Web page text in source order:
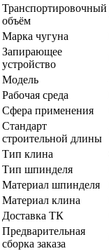
Транспортировочный
объём
Марка чугуна
Запирающее
устройство
Модель
Рабочая среда
Сфера применения
Стандарт
строительной длины
Тип клина
Тип шпинделя
Материал шпинделя
Материал клина
Доставка ТК
Предварительная
сборка заказа